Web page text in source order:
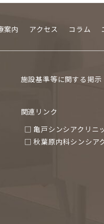
案内 アクセス コラム
施設基準等に関する掲示
関連リンク
□ 亀戸シンシアクリニ
□ 秋葉原内科シンシア